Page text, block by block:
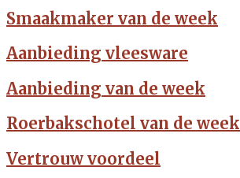
Smaakmaker van de week
Aanbieding vleesware
Aanbieding van de week
Roerbakschotel van de week
Vertrouw voordeel